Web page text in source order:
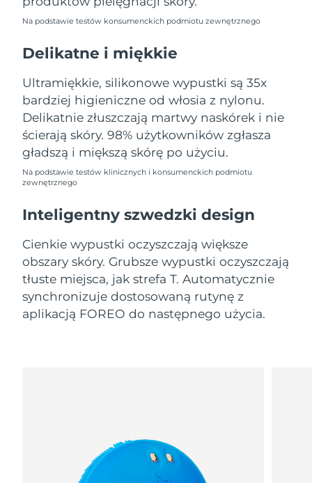
Na podstawie testów konsumenckich podmiotu zewnętrznego
Delikatne i miękkie
Ultramiękkie, silikonowe wypustki są 35x
bardziej higieniczne od włosia z nylonu.
Delikatnie złuszczają martwy naskórek i nie
ścierają skóry. 98% użytkowników zgłasza
gładszą i miększą skórę po użyciu.
Na podstawie testów klinicznych i konsumenckich podmiotu
zewnętrznego
Inteligentny szwedzki design
Cienkie wypustki oczyszczają większe
obszary skóry. Grubsze wypustki oczyszczają
tłuste miejsca, jak strefa T. Automatycznie
synchronizuje dostosowaną rutynę z
aplikacją FOREO do następnego użycia.
Arabia Saudyjska
Oczekiwany czas dostawy
10/08/2026
Singapur
Oczekiwany czas dostawy
11/08/2026
Słowacja
Oczekiwany czas dostawy
09/08/2026
Słowenia
09/08/2026
Republika
Południowej Afryki
Oczekiwany czas dostawy
17/08/2026
Korea Południowa
Oczekiwany czas dostawy
11/08/2026
Oczekiwany czas dostawy